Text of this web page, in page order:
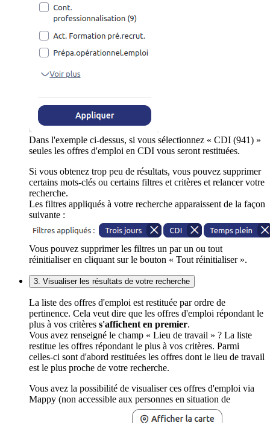
Dans l'exemple ci-dessus, si vous sélectionnez « CDI (941) »
seules les offres d'emploi en CDI vous seront restituées.
Si vous obtenez trop peu de résultats, vous pouvez supprimer
certains mots-clés ou certains filtres et critères et relancer votre
recherche.
Les filtres appliqués à votre recherche apparaissent de la façon
suivante :
Vous pouvez supprimer les filtres un par un ou tout
réinitialiser en cliquant sur le bouton « Tout réinitialiser ».
3. Visualiser les résultats de votre recherche
La liste des offres d'emploi est restituée par ordre de
pertinence. Cela veut dire que les offres d'emploi répondant le
plus à vos critères s'affichent en premier.
Vous avez renseigné le champ « Lieu de travail » ? La liste
restitue les offres répondant le plus à vos critères. Parmi
celles-ci sont d'abord restituées les offres dont le lieu de travail
est le plus proche de votre recherche.
Vous avez la possibilité de visualiser ces offres d'emploi via
Mappy (non accessible aux personnes en situation de